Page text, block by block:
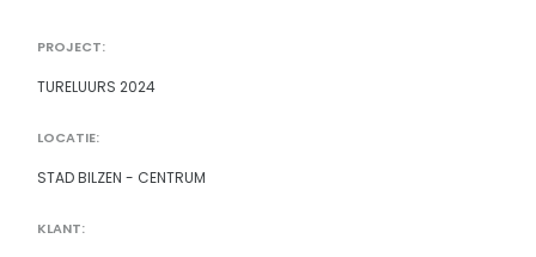
PROJECT:
TURELUURS 2024
LOCATIE:
STAD BILZEN - CENTRUM
KLANT: